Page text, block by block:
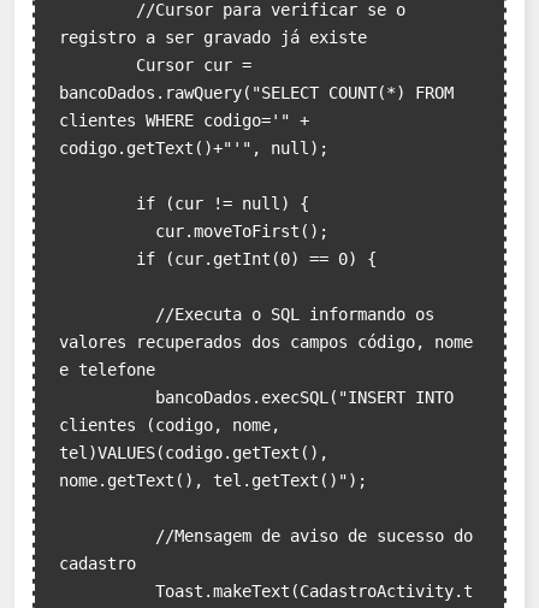
registro a ser gravado já existe
bancoDados.rawQuery("SELECT COUNT(*) FROM
clientes WHERE codigo='" +
codigo.getText()+"'", null);
valores recuperados dos campos código, nome
e telefone
clientes (codigo, nome,
tel)VALUES(codigo.getText(),
nome.getText(), tel.getText()");
cadastro